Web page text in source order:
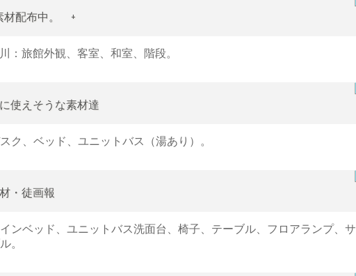
材配布中。 +
：旅館外観、客室、和室、階段。
使えそうな素材達
ク、ベッド、ユニットバス（湯あり）。
・徒画報
ンベッド、ユニットバス洗面台、椅子、テーブル、フロアランプ、サ
。